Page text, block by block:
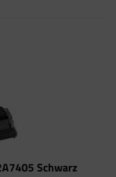
Schwarz